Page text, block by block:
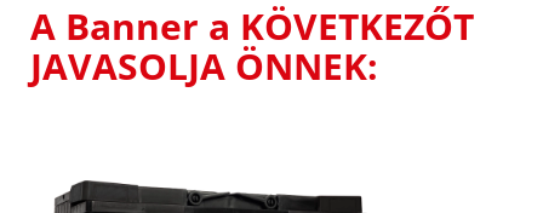
A Banner a KÖVETKEZŐT
JAVASOLJA ÖNNEK: